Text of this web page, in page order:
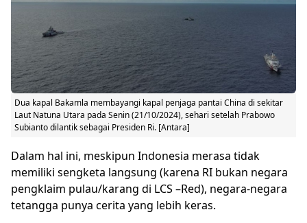
Dua kapal Bakamla membayangi kapal penjaga pantai China di sekitar
Laut Natuna Utara pada Senin (21/10/2024), sehari setelah Prabowo
Subianto dilantik sebagai Presiden Ri. [Antara]
Dalam hal ini, meskipun Indonesia merasa tidak
memiliki sengketa langsung (karena RI bukan negara
pengklaim pulau/karang di LCS –Red), negara-negara
tetangga punya cerita yang lebih keras.